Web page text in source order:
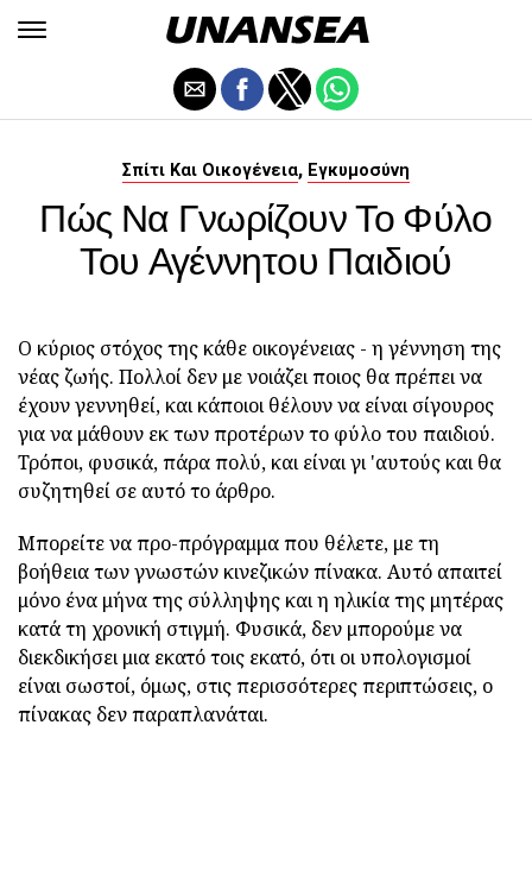
Σπίτι Και Οικογένεια, Εγκυμοσύνη
Πώς Να Γνωρίζουν Το Φύλο
Του Αγέννητου Παιδιού
Ο κύριος στόχος της κάθε οικογένειας - η γέννηση της
νέας ζωής. Πολλοί δεν με νοιάζει ποιος θα πρέπει να
έχουν γεννηθεί, και κάποιοι θέλουν να είναι σίγουρος
για να μάθουν εκ των προτέρων το φύλο του παιδιού.
Τρόποι, φυσικά, πάρα πολύ, και είναι γι 'αυτούς και θα
συζητηθεί σε αυτό το άρθρο.
Μπορείτε να προ-πρόγραμμα που θέλετε, με τη
βοήθεια των γνωστών κινεζικών πίνακα. Αυτό απαιτεί
μόνο ένα μήνα της σύλληψης και η ηλικία της μητέρας
κατά τη χρονική στιγμή. Φυσικά, δεν μπορούμε να
διεκδικήσει μια εκατό τοις εκατό, ότι οι υπολογισμοί
είναι σωστοί, όμως, στις περισσότερες περιπτώσεις, ο
πίνακας δεν παραπλανάται.